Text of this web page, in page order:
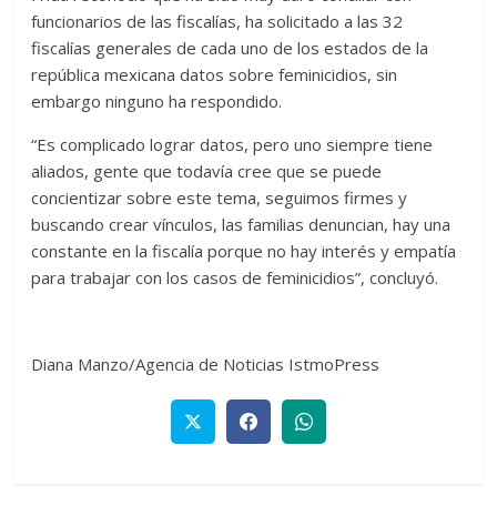
funcionarios de las fiscalías, ha solicitado a las 32
fiscalías generales de cada uno de los estados de la
república mexicana datos sobre feminicidios, sin
embargo ninguno ha respondido.
“Es complicado lograr datos, pero uno siempre tiene
aliados, gente que todavía cree que se puede
concientizar sobre este tema, seguimos firmes y
buscando crear vínculos, las familias denuncian, hay una
constante en la fiscalía porque no hay interés y empatía
para trabajar con los casos de feminicidios”, concluyó.
Diana Manzo/Agencia de Noticias IstmoPress